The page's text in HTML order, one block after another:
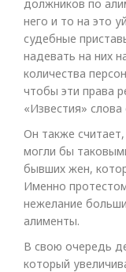
должников по
него и то на это
судебные
надевать на них
количества
чтобы эти права
«Известия»
Он также
могли бы
бывших жен,
Именно
нежелание
алименты.
В свою очередь
который